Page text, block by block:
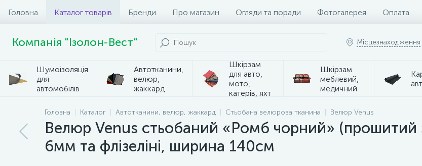
Головна Каталог товарів Бренди Про магазин Огляди та поради Фотогалерея Оплата
Компанія "Ізолон-Вест" Місцезнаходження
Шумоізоляція
для
автомобілів
Автотканини,
велюр,
жаккард
Шкірзам
для авто,
мото,
катерів, яхт
Шкірзам
меблевий,
медичний
Головна Каталог Автотканини, велюр, жаккард Стьобана велюрова тканина Велюр Venus
Велюр Venus стьобаний «Ромб чорний» (прошитий
6мм та флізеліні, ширина 140см